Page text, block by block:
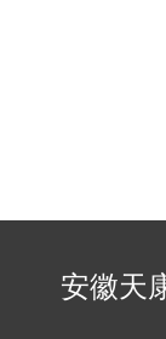
安徽天